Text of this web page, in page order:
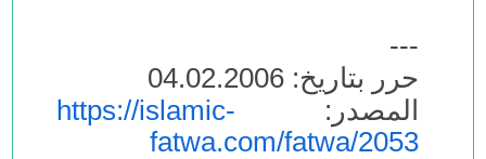
---
حرر بتاريخ: 04.02.2006
المصدر: https://islamic-
fatwa.com/fatwa/2053